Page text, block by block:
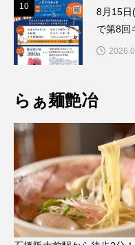
10
8月15日
で第8回
らぁ麺艶冶